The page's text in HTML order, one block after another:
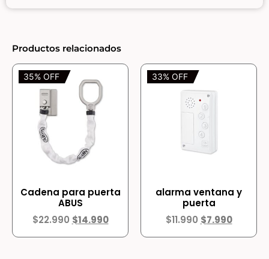
Productos relacionados
35% OFF
Cadena para puerta
ABUS
$22.990 $14.990
33% OFF
alarma ventana y
puerta
$11.990 $7.990